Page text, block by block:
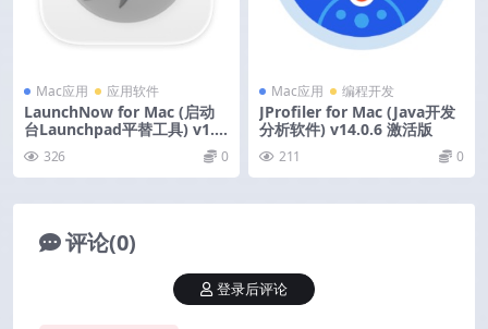
Mac应用 应用软件
LaunchNow for Mac (启动
台Launchpad平替工具) v1.3.
1 326 0
Mac应用 编程开发
JProfiler for Mac (Java开发
分析软件) v14.0.6 激活版
211 0
评论(0)
登录后评论